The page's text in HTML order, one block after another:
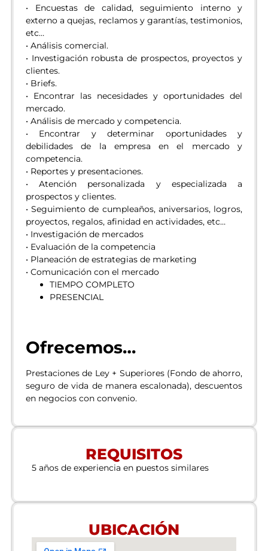
• Encuestas de calidad, seguimiento interno y
externo a quejas, reclamos y garantías, testimonios,
etc…
• Análisis comercial.
• Investigación robusta de prospectos, proyectos y
clientes.
• Briefs.
• Encontrar las necesidades y oportunidades del
mercado.
• Análisis de mercado y competencia.
• Encontrar y determinar oportunidades y
debilidades de la empresa en el mercado y
competencia.
• Reportes y presentaciones.
• Atención personalizada y especializada a
prospectos y clientes.
• Seguimiento de cumpleaños, aniversarios, logros,
proyectos, regalos, afinidad en actividades, etc…
• Investigación de mercados
• Evaluación de la competencia
• Planeación de estrategias de marketing
• Comunicación con el mercado
TIEMPO COMPLETO
PRESENCIAL
Ofrecemos…
Prestaciones de Ley + Superiores (Fondo de ahorro,
seguro de vida de manera escalonada), descuentos
en negocios con convenio.
REQUISITOS
5 años de experiencia en puestos similares
UBICACIÓN